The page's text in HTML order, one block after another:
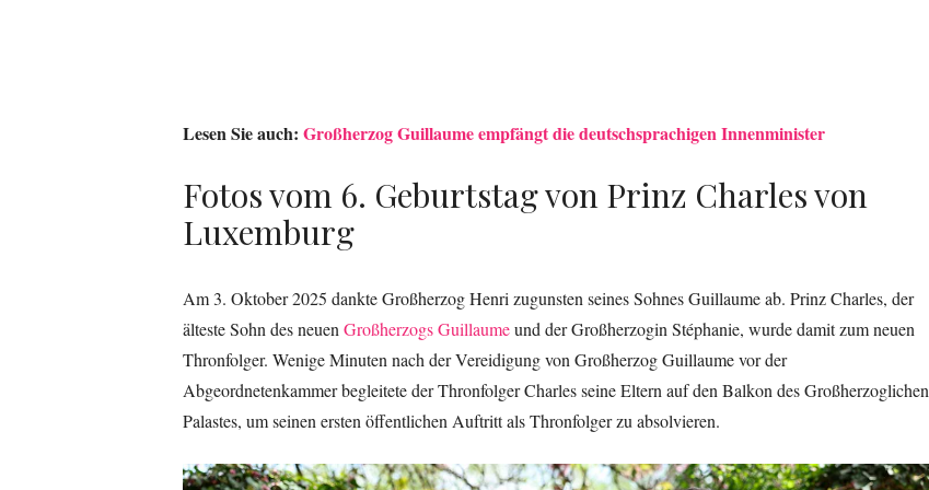
Lesen Sie auch: Großherzog Guillaume empfängt die deutschsprachigen Innenminister
Fotos vom 6. Geburtstag von Prinz Charles von
Luxemburg
Am 3. Oktober 2025 dankte Großherzog Henri zugunsten seines Sohnes Guillaume ab. Prinz Charles, der
älteste Sohn des neuen Großherzogs Guillaumeund der Großherzogin Stéphanie, wurde damit zum neuen
Thronfolger. Wenige Minuten nach der Vereidigung von Großherzog Guillaume vor der
Abgeordnetenkammer begleitete der Thronfolger Charles seine Eltern auf den Balkon des Großherzoglichen
Palastes, um seinen ersten öffentlichen Auftritt als Thronfolger zu absolvieren.